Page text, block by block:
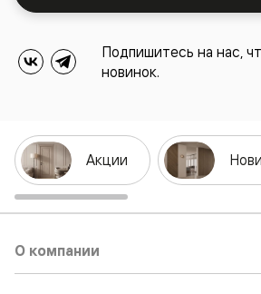
Подпишитесь на нас,
новинок.
Акции
О компании